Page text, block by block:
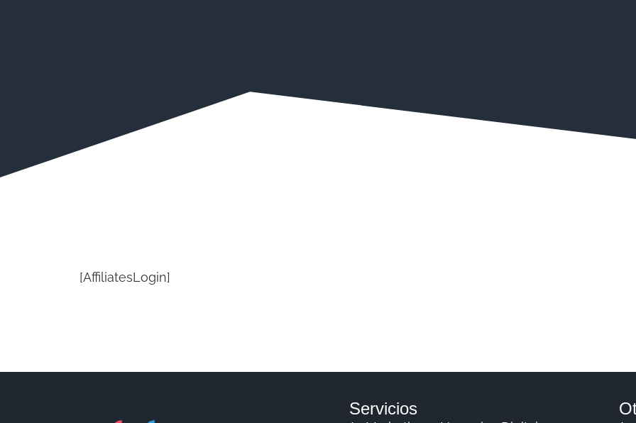
[AffiliatesLogin]
Servicios